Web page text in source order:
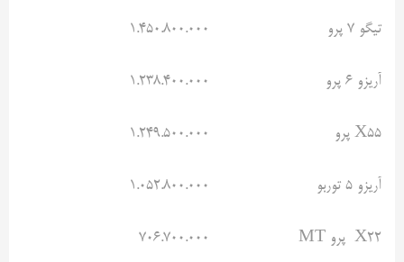
تیگو ۷ پرو ۱.۴۵۰.۸۰۰.۰۰۰
آریزو ۶ پرو ۱.۲۳۸.۴۰۰.۰۰۰
X55 پرو ۱.۲۴۹.۵۰۰.۰۰۰
آریزو ۵ توربو ۱.۰۵۲.۸۰۰.۰۰۰
X22 پرو MT ۷۰۶.۷۰۰.۰۰۰